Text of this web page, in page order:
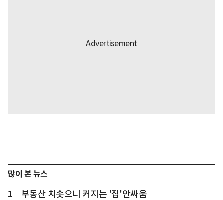
많이 본 뉴스
1 부동산 치솟으니 커지는 '집'안싸움